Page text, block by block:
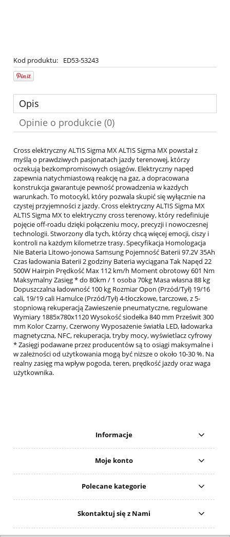
Kod produktu: ED53-53243
Opis
Opinie o produkcie (0)
Cross elektryczny ALTIS Sigma MX ALTIS Sigma MX powstał z
myślą o prawdziwych pasjonatach jazdy terenowej, którzy
oczekują bezkompromisowych osiągów. Elektryczny napęd
zapewnia natychmiastową reakcję na gaz, a dopracowana
konstrukcja gwarantuje pewność prowadzenia w każdych
warunkach. To motocykl, który pozwala skupić się wyłącznie na
czystej przyjemności z jazdy. Cross elektryczny ALTIS Sigma MX
ALTIS Sigma MX to elektryczny cross terenowy, który redefiniuje
pojęcie off-roadu dzięki połączeniu mocy, precyzji i nowoczesnej
technologii. Stworzony dla tych, którzy chcą więcej emocji, ciszy i
kontroli na każdym kilometrze trasy. Specyfikacja Homologacja
Nie Bateria Litowo-jonowa Samsung Pojemność Baterii 97.2V 35Ah
Czas ładowania Baterii 2 godziny Bateria wyciągana Tak Napęd 22
500W Hairpin Prędkość Max 112 km/h Moment obrotowy 601 Nm
Maksymalny Zasięg * do 80km / 1 osoba 70kg Masa własna 88 kg
Dopuszczalna ładowność 100 kg Rozmiar Opon (Przód/Tył) 19/16
cali, 19/19 cali Hamulce (Przód/Tył) 4-tłoczkowe, tarczowe, z 5-
stopniową rekuperacją Zawieszenie pneumatyczne, regulowane
Wymiary 1885x780x1120 Wysokość siodełka 840 mm Prześwit 300
mm Kolor Czarny, Czerwony Wyposażenie światła LED, ładowarka
magnetyczna, NFC, rekuperacja, tryby mocy, wyświetlacz cyfrowy
* Zasięgi podawane przez producentów są to osiągi maksymalne i
w zależności od użytkowania mogą być niższe o około 10-30 %. Na
realny zasięg ma wpływ pogoda, teren, prędkość jazdy oraz waga
użytkownika.
Informacje
Moje konto
Polecane kategorie
Skontaktuj się z Nami